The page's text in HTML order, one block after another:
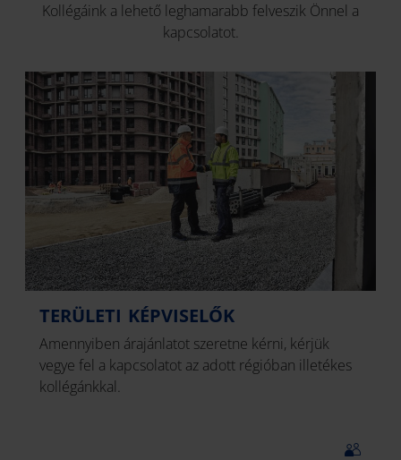
Kollégáink a lehető leghamarabb felveszik Önnel a
kapcsolatot.
TERÜLETI KÉPVISELŐK
Amennyiben árajánlatot szeretne kérni, kérjük
vegye fel a kapcsolatot az adott régióban illetékes
kollégánkkal.